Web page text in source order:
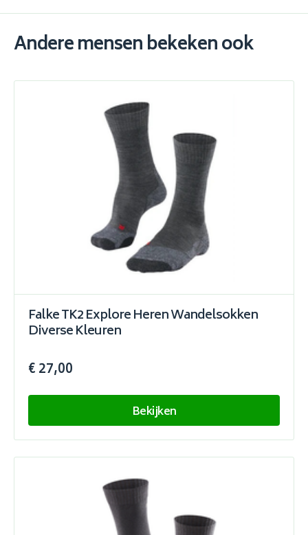
Andere mensen bekeken ook
Falke TK2 Explore Heren Wandelsokken
Diverse Kleuren
€ 27,00
Bekijken